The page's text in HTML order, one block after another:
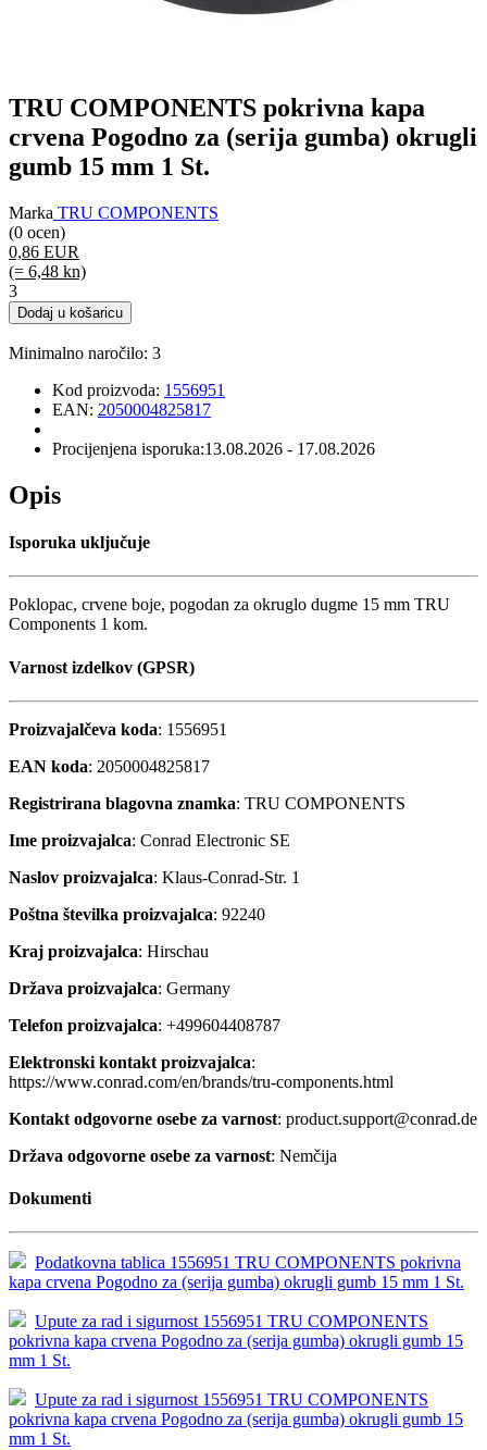
TRU COMPONENTS pokrivna kapa
crvena Pogodno za (serija gumba) okrugli
gumb 15 mm 1 St.
Marka TRU COMPONENTS
(0 ocen)
0,86 EUR
(= 6,48 kn)
3
Dodaj u košaricu
Minimalno naročilo: 3
Kod proizvoda: 1556951
EAN: 2050004825817
Procijenjena isporuka:13.08.2026 - 17.08.2026
Opis
Isporuka uključuje
Poklopac, crvene boje, pogodan za okruglo dugme 15 mm TRU
Components 1 kom.
Varnost izdelkov (GPSR)
Proizvajalčeva koda: 1556951
EAN koda: 2050004825817
Registrirana blagovna znamka: TRU COMPONENTS
Ime proizvajalca: Conrad Electronic SE
Naslov proizvajalca: Klaus-Conrad-Str. 1
Poštna številka proizvajalca: 92240
Kraj proizvajalca: Hirschau
Država proizvajalca: Germany
Telefon proizvajalca: +499604408787
Elektronski kontakt proizvajalca:
https://www.conrad.com/en/brands/tru-components.html
Kontakt odgovorne osebe za varnost: product.support@conrad.de
Država odgovorne osebe za varnost: Nemčija
Dokumenti
Podatkovna tablica 1556951 TRU COMPONENTS pokrivna
kapa crvena Pogodno za (serija gumba) okrugli gumb 15 mm 1 St.
Upute za rad i sigurnost 1556951 TRU COMPONENTS
pokrivna kapa crvena Pogodno za (serija gumba) okrugli gumb 15
mm 1 St.
Upute za rad i sigurnost 1556951 TRU COMPONENTS
pokrivna kapa crvena Pogodno za (serija gumba) okrugli gumb 15
mm 1 St.